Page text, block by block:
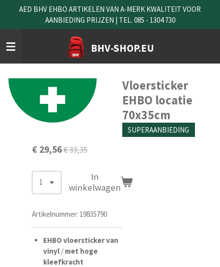
naar
de
hoofdinhoud
BHV-SHOP.EU
AED BHV EHBO ARTIKELEN VAN A-MERK KWALITEIT VOOR
AANBIEDING PRIJZEN | TEL. 085 - 1304 730
Vloersticker
EHBO locatie
70x35cm
SUPERAANBIEDING
€ 29,56€ 33,35
In
winkelwagen
Artikelnummer: 19835790
EHBO vloerstickervan
vinyl/ met hoge
kleefkracht